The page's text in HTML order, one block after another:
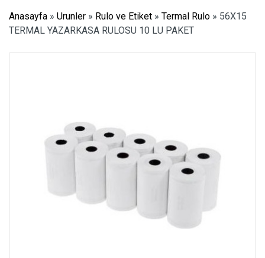
Anasayfa » Urunler » Rulo ve Etiket » Termal Rulo » 56X15
TERMAL YAZARKASA RULOSU 10 LU PAKET